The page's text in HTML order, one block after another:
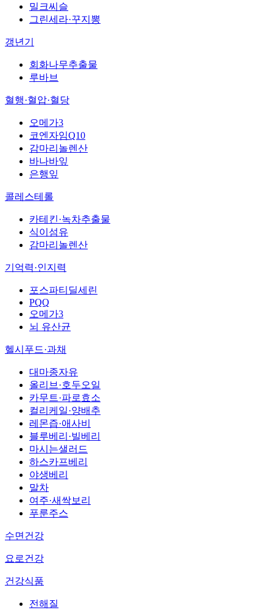
밀크씨슬
그린세라·꾸지뽕
갱년기
회화나무추출물
루바브
혈행·혈압·혈당
오메가3
코엔자임Q10
감마리놀렌산
바나바잎
은행잎
콜레스테롤
카테킨·녹차추출물
식이섬유
감마리놀렌산
기억력·인지력
포스파티딜세린
PQQ
오메가3
뇌 유산균
헬시푸드·과채
대마종자유
올리브·호두오일
카무트·파로효소
컬리케일·양배추
레몬즙·애사비
블루베리·빌베리
마시는샐러드
하스카프베리
야생베리
말차
여주·새싹보리
푸룬주스
수면건강
요로건강
건강식품
전해질